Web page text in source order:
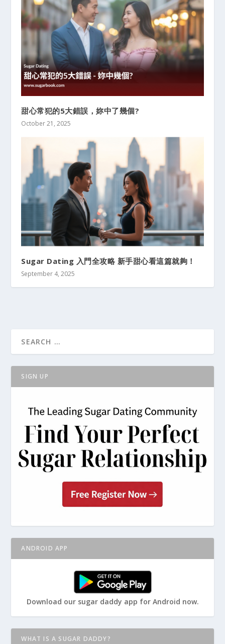
甜心常犯的5大錯誤，妳中了幾個?
October 21, 2025
Sugar Dating 入門全攻略 新手甜心看這篇就夠！
September 4, 2025
SIGN UP
ANDROID APP
Download our sugar daddy app for Android now.
WHAT IS A SUGAR DADDY?